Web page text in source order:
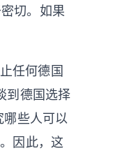
切。如果
任何德国
到德国选择
哪些人可以
因此，这